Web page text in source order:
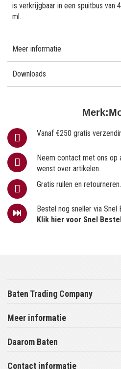
Merk:
Vanaf €250 gratis
Neem contact met ons op
wenst over artikelen.
Gratis ruilen en retourneren.
Bestel nog sneller via Snel
Klik hier voor Snel
is verkrijgbaar in een spuitbus van
ml.
Meer informatie
Downloads
Baten Trading Company
Meer informatie
Daarom Baten
Contact informatie